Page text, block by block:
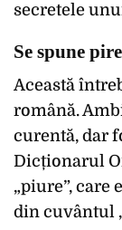
secretele
Se spune
Această
română.
curentă, dar
Dicționarul
„piure”, care
din cuvântul